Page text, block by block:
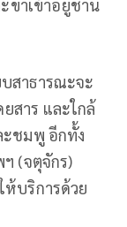
ขาเข้าอยู่ชาน
สาธารณะจะ
สาร และใกล้
ะชมพู อีกทั้ง
(จตุจักร)
ห้บริการด้วย